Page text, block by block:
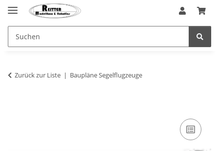
Zurück zur Liste Baupläne Segelflugzeuge